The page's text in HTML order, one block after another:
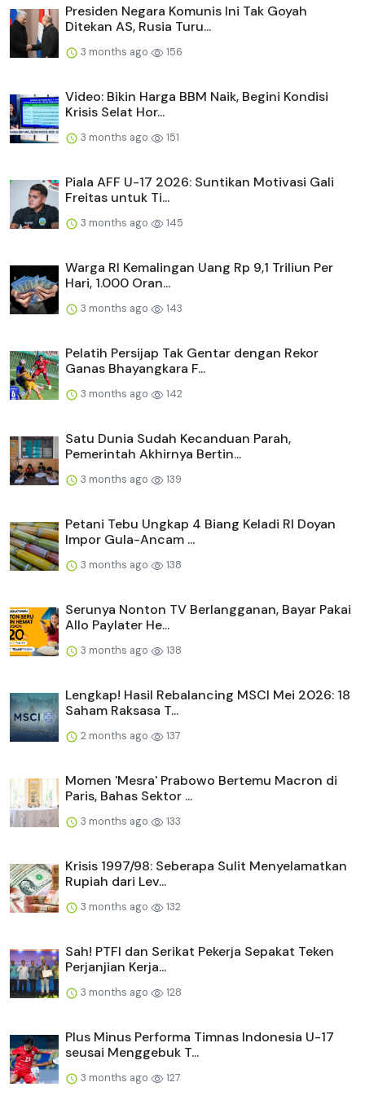
Presiden Negara Komunis Ini Tak Goyah
Ditekan AS, Rusia Turu...
3 months ago 156
Video: Bikin Harga BBM Naik, Begini Kondisi
Krisis Selat Hor...
3 months ago 151
Piala AFF U-17 2026: Suntikan Motivasi Gali
Freitas untuk Ti...
3 months ago 145
Warga RI Kemalingan Uang Rp 9,1 Triliun Per
Hari, 1.000 Oran...
3 months ago 143
Pelatih Persijap Tak Gentar dengan Rekor
Ganas Bhayangkara F...
3 months ago 142
Satu Dunia Sudah Kecanduan Parah,
Pemerintah Akhirnya Bertin...
3 months ago 139
Petani Tebu Ungkap 4 Biang Keladi RI Doyan
Impor Gula-Ancam ...
3 months ago 138
Serunya Nonton TV Berlangganan, Bayar Pakai
Allo Paylater He...
3 months ago 138
Lengkap! Hasil Rebalancing MSCI Mei 2026: 18
Saham Raksasa T...
2 months ago 137
Momen 'Mesra' Prabowo Bertemu Macron di
Paris, Bahas Sektor ...
3 months ago 133
Krisis 1997/98: Seberapa Sulit Menyelamatkan
Rupiah dari Lev...
3 months ago 132
Sah! PTFI dan Serikat Pekerja Sepakat Teken
Perjanjian Kerja...
3 months ago 128
Plus Minus Performa Timnas Indonesia U-17
seusai Menggebuk T...
3 months ago 127